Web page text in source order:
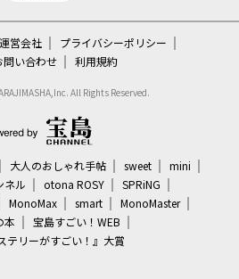
運営会社
プライバシーポリシー
問い合わせ
利用規約
All Rights Reserved.
大人のおしゃれ手帖 sweet
mini
ネル otona ROSY
SPRiNG
MonoMax smart
MonoMaster
本
宝島すごい！WEB
テリーがすごい！』大賞